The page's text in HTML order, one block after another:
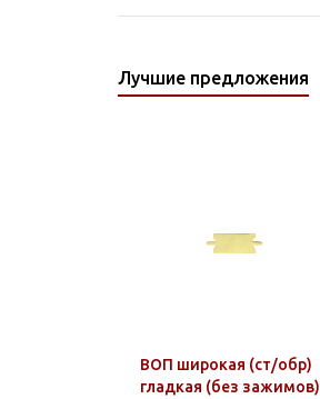
Лучшие предложения
ВОП широкая (ст/обр)
гладкая (без зажимов)